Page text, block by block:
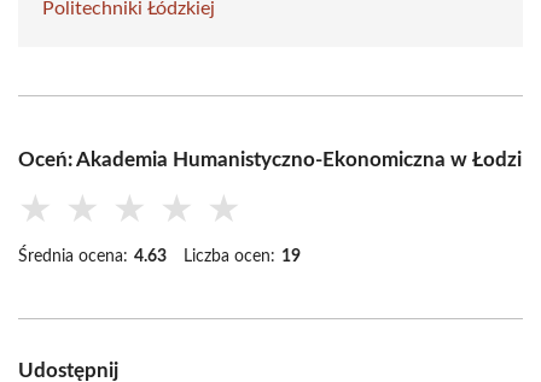
Politechniki Łódzkiej
Oceń: Akademia Humanistyczno-Ekonomiczna w Łodzi
★ ★ ★ ★ ★
Średnia ocena: 4.63 Liczba ocen: 19
Udostępnij